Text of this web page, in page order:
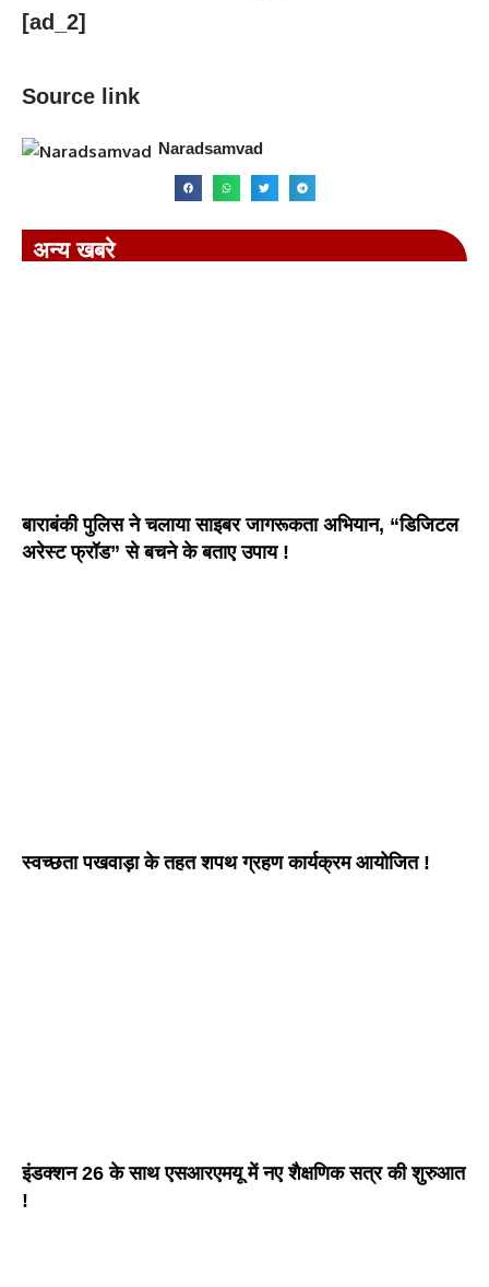
[ad_2]
Source link
Naradsamvad
अन्य खबरे
बाराबंकी पुलिस ने चलाया साइबर जागरूकता अभियान, “डिजिटल
अरेस्ट फ्रॉड” से बचने के बताए उपाय !
स्वच्छता पखवाड़ा के तहत शपथ ग्रहण कार्यक्रम आयोजित !
इंडक्शन 26 के साथ एसआरएमयू में नए शैक्षणिक सत्र की शुरुआत
!